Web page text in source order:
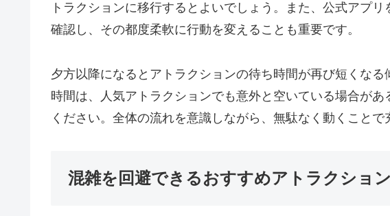
トラクションに移行するとよいでしょう。また、公式アプ
確認し、その都度柔軟に行動を変えることも重要です。
夕方以降になるとアトラクションの待ち時間が再び短くな
時間は、人気アトラクションでも意外と空いている場合が
ください。全体の流れを意識しながら、無駄なく動くことで
混雑を回避できるおすすめアトラクショ